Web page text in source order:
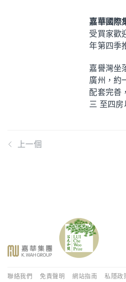
嘉華國際
受買家歡
年第四季
嘉譽灣坐
廣州，約
配套完善
三 至四房
上一個
聯絡我們 免責聲明 網站指南 私隱政